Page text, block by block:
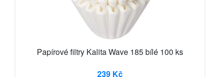
Papírové filtry Kalita Wave 185 bílé 100 ks
239 Kč